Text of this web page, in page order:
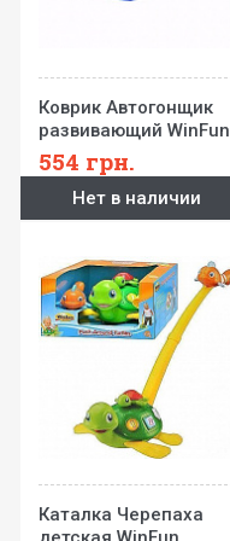
Коврик Автогонщик
развивающий WinFun
554 грн.
Нет в наличии
Каталка Черепаха